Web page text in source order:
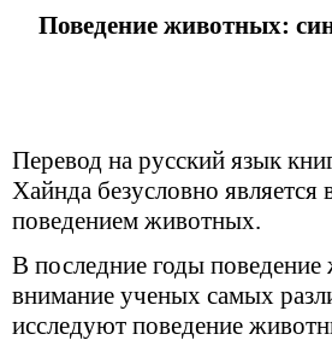
Поведение животных:
Перевод на русский язык
Хайнда безусловно является
поведением животных.
В последние годы поведение
внимание ученых самых
исследуют поведение